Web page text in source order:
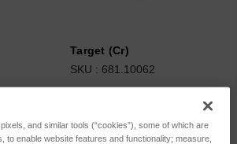
Target (Cr)
SKU : 681.10062
and similar tools (“cookies”), some of which are
to enable website features and functionality; measure,